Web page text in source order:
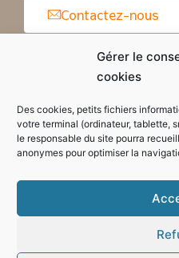
Gérer le
cookies
Des cookies, petits fichiers
votre terminal (ordinateur, tablette,
le responsable du site pourra
anonymes pour optimiser la
Contactez-nous
Horaires